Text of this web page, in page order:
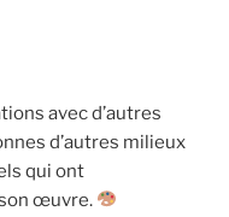
avec d’autres
d’autres milieux
qui ont
œuvre.